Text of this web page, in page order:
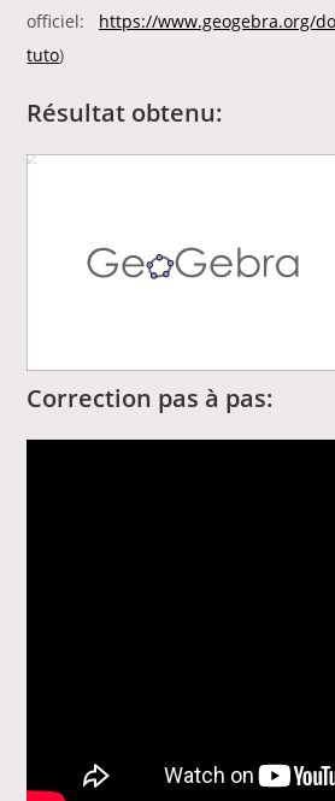
officiel: https://www.geogebra.org/
tuto)
Résultat obtenu:
Correction pas à pas: